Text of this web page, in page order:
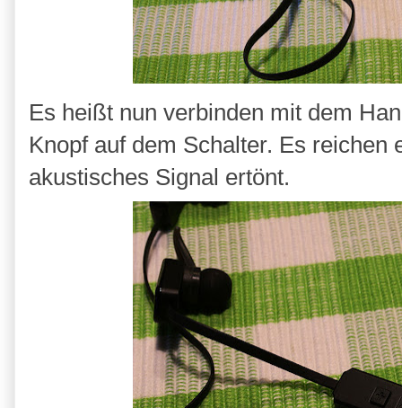
Es heißt nun verbinden mit dem
Knopf auf dem Schalter. Es reichen
akustisches Signal ertönt.